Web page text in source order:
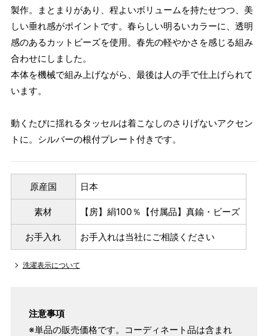
製作。まとまりがあり、程よいボリュームを持たせつつ、美
しい垂れ感がポイントです。春らしい明るいカラーに、透明
感のあるカットビーズを使用。春先の軽やかさを感じる組み
合わせにしました。
本体を機械で組み上げながら、最後は人の手で仕上げられて
います。
動くたびに揺れるタッセルは着こなしのさりげないアクセン
トに。シルバーの根付プレート付きです。
原産国 日本
素材 【房】絹100％【付属品】真鍮・ビーズ
お手入れ お手入れは当社にご相談ください
洗濯表示について
注意事項
※単品の販売価格です。コーディネート品は含まれ